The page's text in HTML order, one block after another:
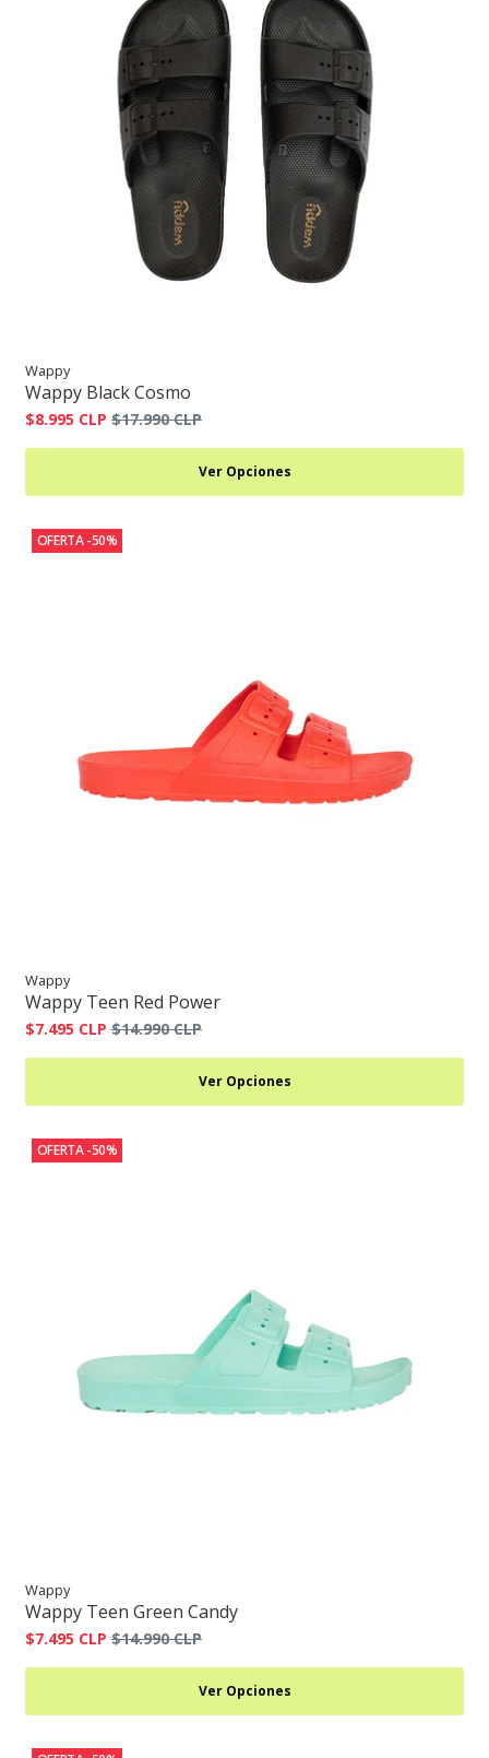
Wappy
Wappy Black Cosmo
$8.995 CLP $17.990 CLP
Ver Opciones
OFERTA -50%
Wappy
Wappy Teen Red Power
$7.495 CLP $14.990 CLP
Ver Opciones
OFERTA -50%
Wappy
Wappy Teen Green Candy
$7.495 CLP $14.990 CLP
Ver Opciones